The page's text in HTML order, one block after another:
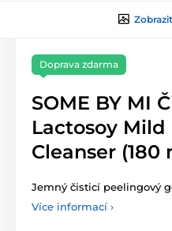
Doprava zdarma
SOME BY MI
Lactosoy
Cleanser (180
Jemný čisticí peelingový
Více informací ›